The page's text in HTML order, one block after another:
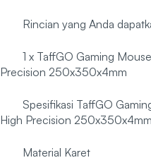
Rincian yang Anda
1 x TaffGO Gaming
Precision 250x350x4mm
Spesifikasi TaffGO
High Precision 250x350x4mm
Material Karet